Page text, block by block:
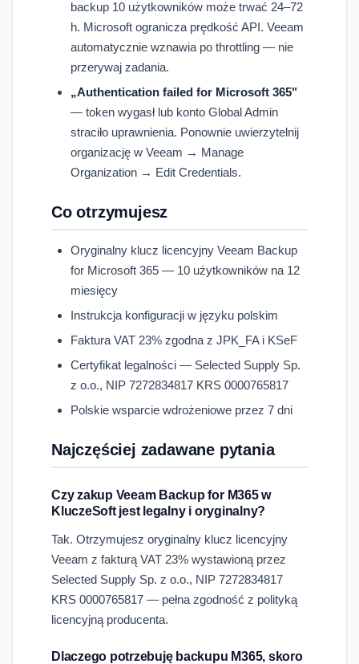
backup 10 użytkowników może trwać 24–72
h. Microsoft ogranicza prędkość API. Veeam
automatycznie wznawia po throttling — nie
przerywaj zadania.
„Authentication failed for Microsoft 365"
— token wygasł lub konto Global Admin
straciło uprawnienia. Ponownie uwierzytelnij
organizację w Veeam → Manage
Organization → Edit Credentials.
Co otrzymujesz
Oryginalny klucz licencyjny Veeam Backup
for Microsoft 365 — 10 użytkowników na 12
miesięcy
Instrukcja konfiguracji w języku polskim
Faktura VAT 23% zgodna z JPK_FA i KSeF
Certyfikat legalności — Selected Supply Sp.
z o.o., NIP 7272834817 KRS 0000765817
Polskie wsparcie wdrożeniowe przez 7 dni
Najczęściej zadawane pytania
Czy zakup Veeam Backup for M365 w
KluczeSoft jest legalny i oryginalny?
Tak. Otrzymujesz oryginalny klucz licencyjny
Veeam z fakturą VAT 23% wystawioną przez
Selected Supply Sp. z o.o., NIP 7272834817
KRS 0000765817 — pełna zgodność z polityką
licencyjną producenta.
Dlaczego potrzebuję backupu M365, skoro